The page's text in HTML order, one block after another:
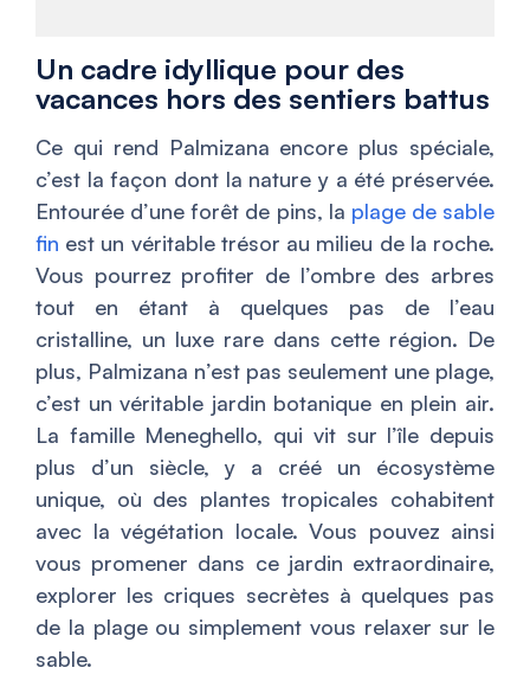
Un cadre idyllique pour des
vacances hors des sentiers battus
Ce qui rend Palmizana encore plus spéciale,
c’est la façon dont la nature y a été préservée.
Entourée d’une forêt de pins, la plage de sable
fin est un véritable trésor au milieu de la roche.
Vous pourrez profiter de l’ombre des arbres
tout en étant à quelques pas de l’eau
cristalline, un luxe rare dans cette région. De
plus, Palmizana n’est pas seulement une plage,
c’est un véritable jardin botanique en plein air.
La famille Meneghello, qui vit sur l’île depuis
plus d’un siècle, y a créé un écosystème
unique, où des plantes tropicales cohabitent
avec la végétation locale. Vous pouvez ainsi
vous promener dans ce jardin extraordinaire,
explorer les criques secrètes à quelques pas
de la plage ou simplement vous relaxer sur le
sable.